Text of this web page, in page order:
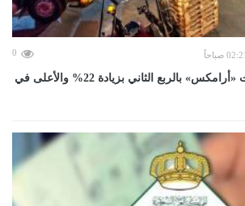
0
‏1.83 مليار درهم إيرادات «أرامكس» بالربع الثاني بزيادة 22% والأعلى في